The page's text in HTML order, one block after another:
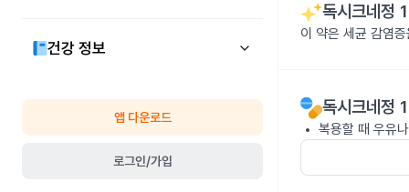
건강 정보
앱 다운로드
로그인/가입
독시크네정
이 약은 세균 감염
독시크네정
복용할 때 우유